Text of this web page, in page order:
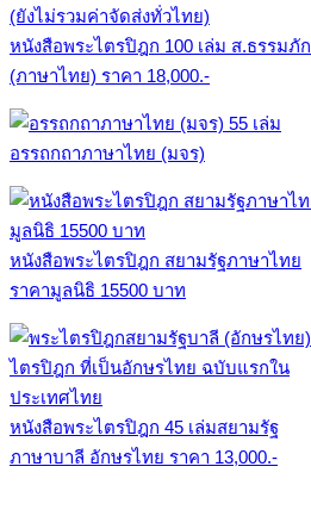
หนังสือพระไตรปิฎก 100 เล่ม ส.ธรรมภั
(ภาษาไทย) ราคา 18,000.-
อรรถกถาภาษาไทย (มจร)
หนังสือพระไตรปิฎก สยามรัฐภาษาไทย
ราคามูลนิธิ 15500 บาท
หนังสือพระไตรปิฎก 45 เล่มสยามรัฐ
ภาษาบาลี อักษรไทย ราคา 13,000.-